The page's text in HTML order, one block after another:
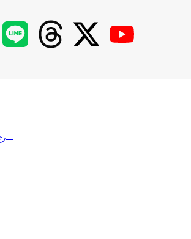
】
【LINE】 【threads】 【Twitter】
ー